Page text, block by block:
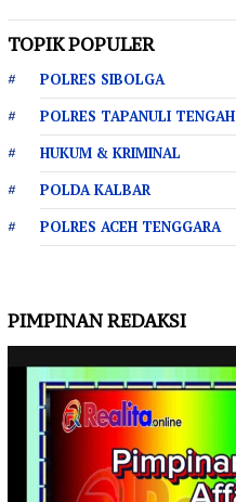
TOPIK POPULER
POLRES SIBOLGA
POLRES TAPANULI TENGAH
HUKUM & KRIMINAL
POLDA KALBAR
POLRES ACEH TENGGARA
PIMPINAN REDAKSI